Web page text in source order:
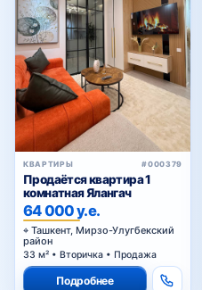
Академгородок
Буз
Универсам
улица Мухтара Ашрафи
КВАРТИРЫ #000379
Продаётся квартира 1
комнатная Ялангач
64 000 у.е.
Ташкент, Мирзо-Улугбекский
район
33 м² • Вторичка • Продажа
Подробнее